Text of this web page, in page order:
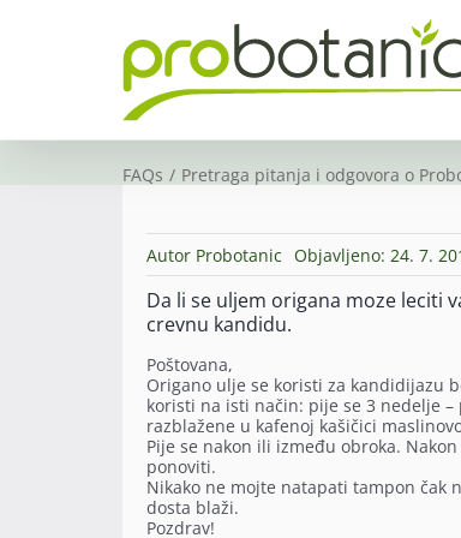
FAQs Pretraga pitanja i odgovora o
Autor Probotanic Objavljeno: 24. 7.
Da li se uljem origana moze leciti
crevnu kandidu.
Poštovana,
Origano ulje se koristi za kandidijazu
koristi na isti način: pije se 3 nedelje
razblažene u kafenoj kašičici
Pije se nakon ili između obroka.
ponoviti.
Nikako ne mojte natapati tampon čak
dosta blaži.
Pozdrav!